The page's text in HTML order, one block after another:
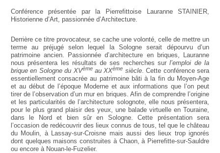
Conférence présentée par la Pierrefittoise Lauranne STAINIER,
Historienne d’Art, passionnée d’Architecture.
Derrière ce titre provocateur, se cache une volonté, celle de mettre un
terme au préjugé selon lequel la Sologne serait dépourvu d’un
patrimoine ancien. Passionnée d’architecture en briques, Lauranne
nous présentera les résultats de ses recherches surl’emploi de la
brique en Sologne du XVèmeau XXème siècle. Cette conférence sera
essentiellement consacrée au patrimoine bâti à la fin du Moyen-Age
et au début de l’époque Moderne et aux informations que l’on peut
tirer de l’observation d’un mur en briques. Afin de comprendre l’origine
et les particularités de l’architecture solognote, elle nous présentera,
pour le plus grand plaisir des yeux, une balade virtuelle en Touraine,
dans le Nord et bien sûr en Sologne. Cette présentation sera
l’occasion de redécouvrir des lieux connus de tous, tel que le château
du Moulin, à Lassay-sur-Croisne mais aussi des lieux trop ignorés
dont quelques maisons construites à Chaon, à Pierrefitte-sur-Sauldre
ou encore à Nouan-le-Fuzelier.